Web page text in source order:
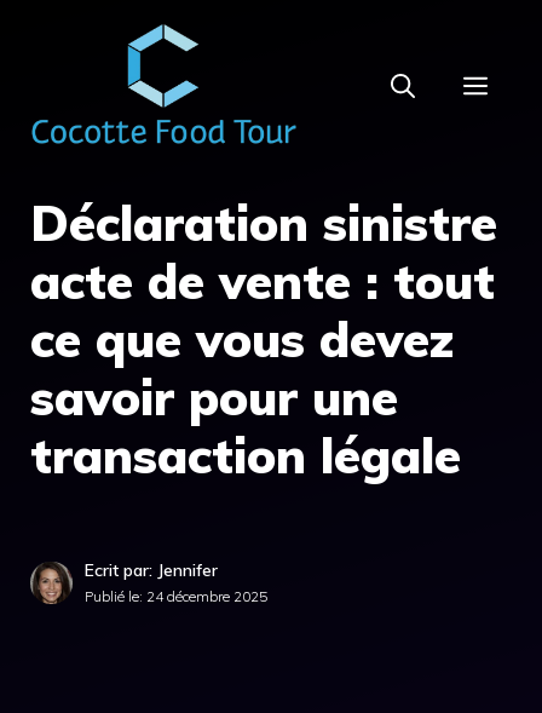
Déclaration sinistre
acte de vente : tout
ce que vous devez
savoir pour une
transaction légale
Ecrit par: Jennifer
Publié le: 24 décembre 2025